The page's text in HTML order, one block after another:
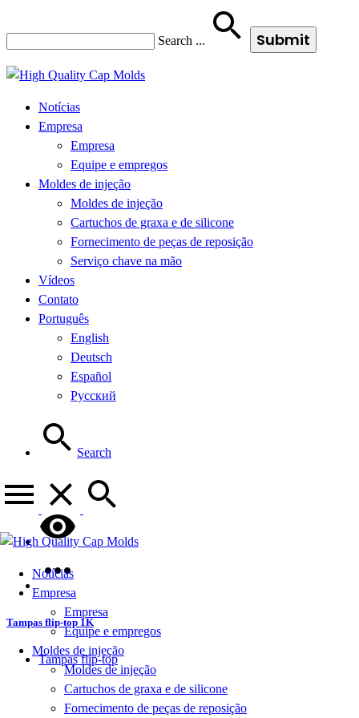
Search ...
Notícias
Empresa
Empresa
Equipe e empregos
Moldes de injeção
Moldes de injeção
Cartuchos de graxa e de silicone
Fornecimento de peças de reposição
Serviço chave na mão
Vídeos
Contato
Português
English
Deutsch
Español
Русский
Search
Notícias
Empresa
Empresa
Equipe e empregos
Moldes de injeção
Moldes de injeção
Cartuchos de graxa e de silicone
Fornecimento de peças de reposição
Tampas flip-top 1K
Tampas flip-top